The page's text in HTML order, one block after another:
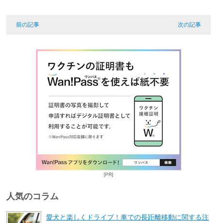
前の記事 次の記事
[PR]
人気のコラム
愛犬と楽しくドライブ！車での長距離移動に関する注